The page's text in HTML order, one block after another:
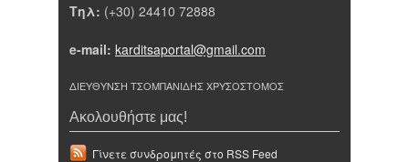
Τηλ: (+30) 24410 72888
e-mail: karditsaportal@gmail.com
ΔΙΕΥΘΥΝΣΗ ΤΣΟΜΠΑΝΙΔΗΣ ΧΡΥΣΟΣΤΟΜΟΣ
Ακολουθήστε μας!
Γίνετε συνδρομητές στο RSS Feed